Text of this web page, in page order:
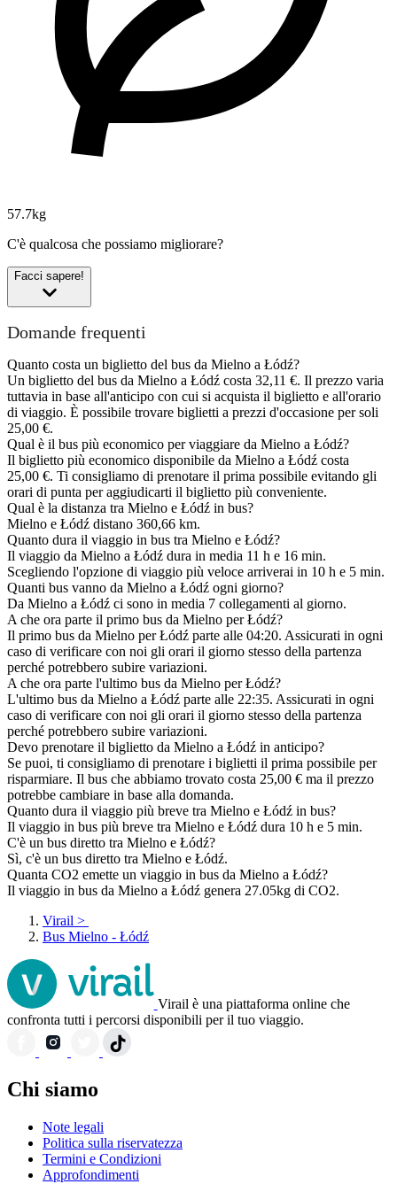
57.7kg
C'è qualcosa che possiamo migliorare?
Facci sapere!
Domande frequenti
Quanto costa un biglietto del bus da Mielno a Łódź?
Un biglietto del bus da Mielno a Łódź costa 32,11 €. Il prezzo varia
tuttavia in base all'anticipo con cui si acquista il biglietto e all'orario
di viaggio. È possibile trovare biglietti a prezzi d'occasione per soli
25,00 €.
Qual è il bus più economico per viaggiare da Mielno a Łódź?
Il biglietto più economico disponibile da Mielno a Łódź costa
25,00 €. Ti consigliamo di prenotare il prima possibile evitando gli
orari di punta per aggiudicarti il biglietto più conveniente.
Qual è la distanza tra Mielno e Łódź in bus?
Mielno e Łódź distano 360,66 km.
Quanto dura il viaggio in bus tra Mielno e Łódź?
Il viaggio da Mielno a Łódź dura in media 11 h e 16 min.
Scegliendo l'opzione di viaggio più veloce arriverai in 10 h e 5 min.
Quanti bus vanno da Mielno a Łódź ogni giorno?
Da Mielno a Łódź ci sono in media 7 collegamenti al giorno.
A che ora parte il primo bus da Mielno per Łódź?
Il primo bus da Mielno per Łódź parte alle 04:20. Assicurati in ogni
caso di verificare con noi gli orari il giorno stesso della partenza
perché potrebbero subire variazioni.
A che ora parte l'ultimo bus da Mielno per Łódź?
L'ultimo bus da Mielno a Łódź parte alle 22:35. Assicurati in ogni
caso di verificare con noi gli orari il giorno stesso della partenza
perché potrebbero subire variazioni.
Devo prenotare il biglietto da Mielno a Łódź in anticipo?
Se puoi, ti consigliamo di prenotare i biglietti il prima possibile per
risparmiare. Il bus che abbiamo trovato costa 25,00 € ma il prezzo
potrebbe cambiare in base alla domanda.
Quanto dura il viaggio più breve tra Mielno e Łódź in bus?
Il viaggio in bus più breve tra Mielno e Łódź dura 10 h e 5 min.
C'è un bus diretto tra Mielno e Łódź?
Sì, c'è un bus diretto tra Mielno e Łódź.
Quanta CO2 emette un viaggio in bus da Mielno a Łódź?
Il viaggio in bus da Mielno a Łódź genera 27.05kg di CO2.
Virail >
Bus Mielno - Łódź
Virail è una piattaforma online che
confronta tutti i percorsi disponibili per il tuo viaggio.
Chi siamo
Note legali
Politica sulla riservatezza
Termini e Condizioni
Approfondimenti